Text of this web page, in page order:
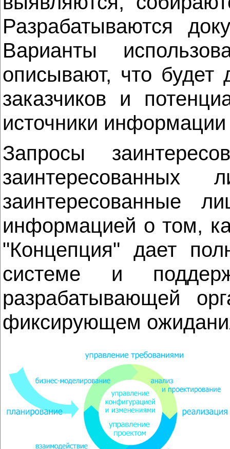
Разрабатываются
Варианты
описывают, что будет
заказчиков и
источники
Запросы
заинтересованных
заинтересованные
информацией о том,
"Концепция" дает
системе и
разрабатывающей
фиксирующем